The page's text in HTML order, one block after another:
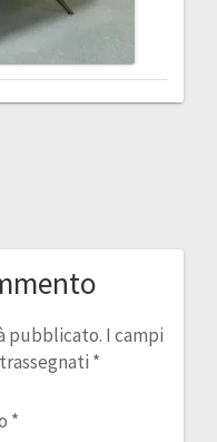
pubblicato. I campi
*
*